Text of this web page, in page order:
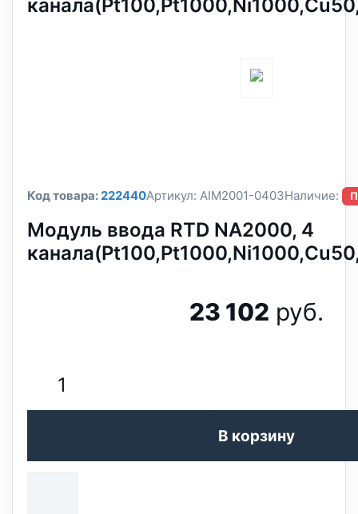
Код товара:222440Артикул: AIM2001-0403Наличие:
Модуль ввода RTD NA2000, 4
23 102 руб.
В корзину